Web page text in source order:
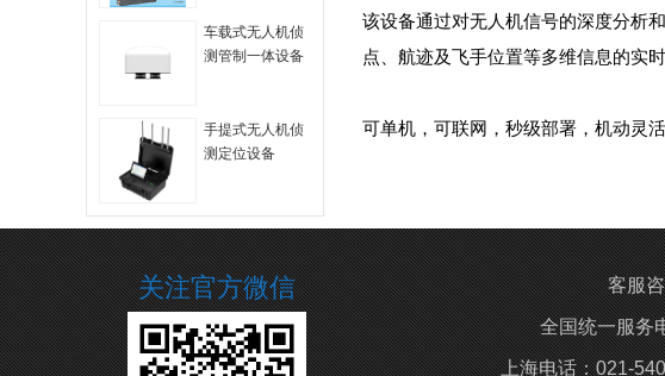
车载式无人机侦
测管制一体设备
手提式无人机侦
测定位设备
该设备通过对无人机信号的深度分析
点、航迹及飞手位置等多维信息的实
可单机，可联网，秒级部署，机动灵
客服
全国统一服务
上海电话：021-
关注官方微信